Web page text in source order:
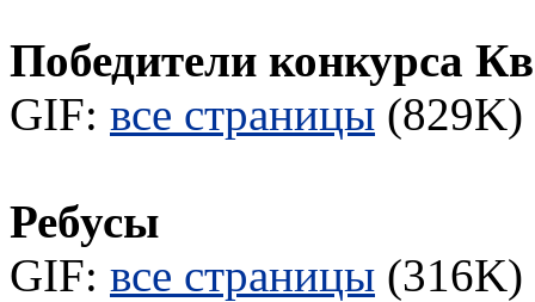
Победители конкурса
GIF: все страницы
Ребусы
GIF: все страницы